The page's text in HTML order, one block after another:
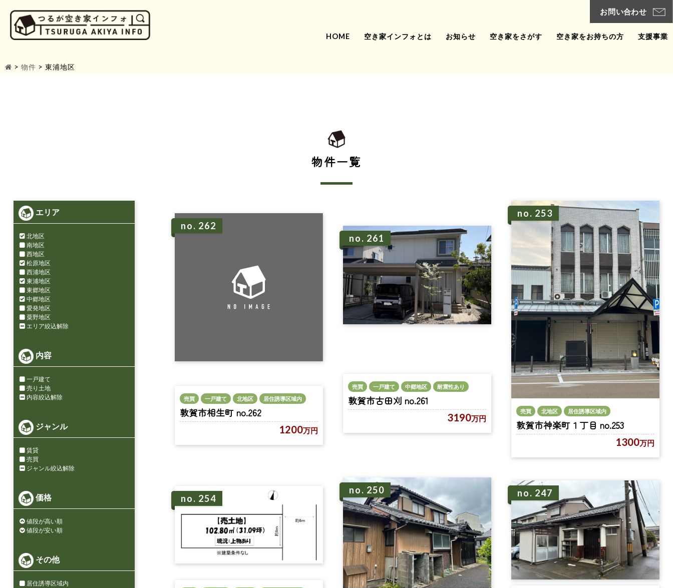
HOME 空き家インフォとは お知らせ 空き家をさがす 空き家をお持ちの方 支援事業
> 物件 > 東浦地区
物件一覧
エリア
北地区
南地区
西地区
松原地区
西浦地区
東浦地区
東郷地区
中郷地区
愛発地区
粟野地区
エリア絞込解除
内容
一戸建て
売り土地
内容絞込解除
ジャンル
賃貸
売買
ジャンル絞込解除
価格
値段が高い順
値段が安い順
その他
居住誘導区域内
no. 262
売買 一戸建て 北地区 居住誘導区域内
敦賀市相生町 no.262
1200万円
no. 261
売買 一戸建て 中郷地区 耐震性あり
敦賀市古田刈 no.261
3190万円
no. 253
売買 北地区 居住誘導区域内
敦賀市神楽町１丁目 no.253
1300万円
no. 254
no. 250 no. 247